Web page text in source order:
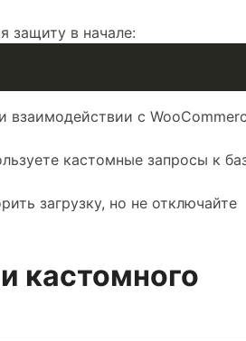
защиту в начале:
взаимодействии с
кастомные запросы к
загрузку, но не отключайте
кастомного